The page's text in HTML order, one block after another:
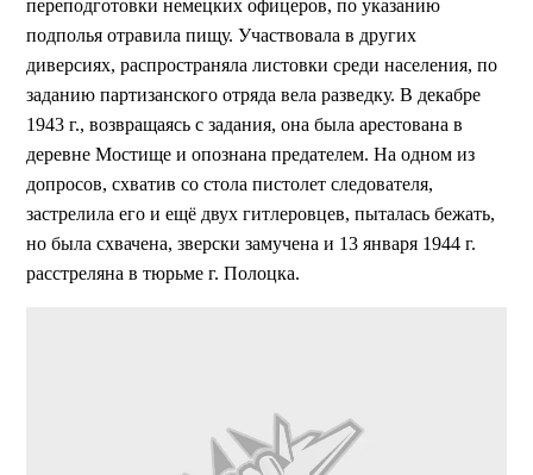
переподготовки немецких офицеров, по указанию
подполья отравила пищу. Участвовала в других
диверсиях, распространяла листовки среди населения, по
заданию партизанского отряда вела разведку. В декабре
1943 г., возвращаясь с задания, она была арестована в
деревне Мостище и опознана предателем. На одном из
допросов, схватив со стола пистолет следователя,
застрелила его и ещё двух гитлеровцев, пыталась бежать,
но была схвачена, зверски замучена и 13 января 1944 г.
расстреляна в тюрьме г. Полоцка.